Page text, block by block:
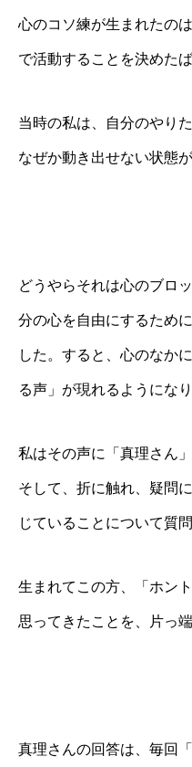
心のコソ練が生まれたの
で活動することを決めた
当時の私は、自分のやり
なぜか動き出せない状態
どうやらそれは心のブロ
分の心を自由にするため
した。すると、心のなか
る声」が現れるようになり
私はその声に「真理さん
そして、折に触れ、疑問
じていることについて質
生まれてこの方、「ホン
思ってきたことを、片っ
真理さんの回答は、毎回